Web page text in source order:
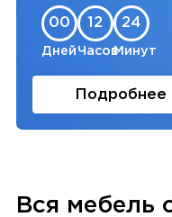
00 12 24
Дней ЧасовМинут
Подробнее
Вся мебель